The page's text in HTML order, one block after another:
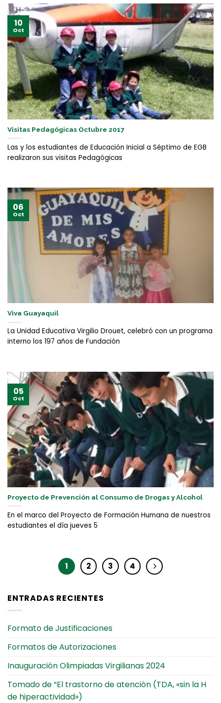
Visitas Pedagógicas Octubre 2017
Las y los estudiantes de Educación Inicial a Séptimo de EGB
realizaron sus visitas Pedagógicas
10
Oct
Viva Guayaquil
La Unidad Educativa Virgilio Drouet, celebró con un programa
interno los 197 años de Fundación
06
Oct
Proyecto de Prevención al Consumo de Drogas y Alcohol
En el marco del Proyecto de Formación Humana de nuestros
estudiantes el día jueves 5
05
Oct
1 2 3 4
ENTRADAS RECIENTES
Formato de Justificaciones
Formatos de Autorizaciones
Inauguración Olimpiadas Virgilianas 2024
Tomado de “El trastorno de atención (TDA, «sin la H
de hiperactividad»)